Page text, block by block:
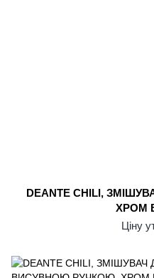
DEANTE CHILI,
ХРОМ
Ціну